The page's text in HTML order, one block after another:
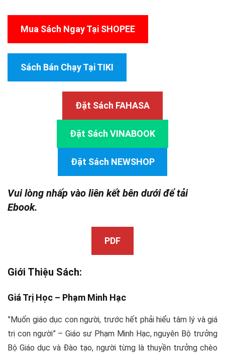
Mua Sách Ngay Tại SHOPEE
Sách Bán Chạy Tại TIKI
Đặt Sách FAHASA
Đặt Sách VINABOOK
Đặt Sách NEWSHOP
Vui lòng nhấp vào liên kết bên dưới để tải
Ebook.
PDF
Giới Thiệu Sách:
Giá Trị Học – Phạm Minh Hạc
”Muốn giáo dục con người, trước hết phải hiểu tâm lý và giá
trị con người” – Giáo sư Phạm Minh Hạc, nguyên Bộ trưởng
Bộ Giáo dục và Đào tạo, người từng là thuyền trưởng chèo